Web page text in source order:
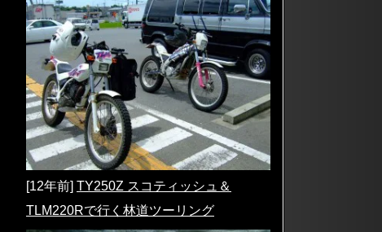
[12年前] TY250Z スコティッシュ＆
TLM220Rで行く林道ツーリング